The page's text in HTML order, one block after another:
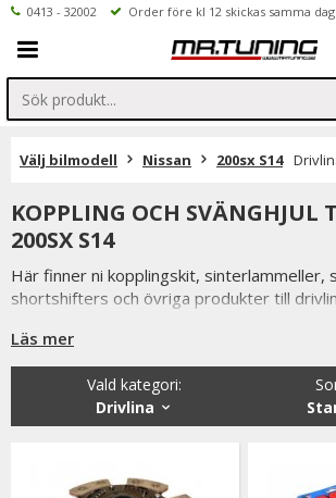
0413 - 32002 Order före kl 12 skickas samma dag
Välj bilmodell Nissan 200sx S14
KOPPLING OCH SVÄNGHJUL
200SX S14
Här finner ni kopplingskit, sinterlammeller,
shortshifters och övriga produkter till
Läs mer
Vald kategori:
Drivlina